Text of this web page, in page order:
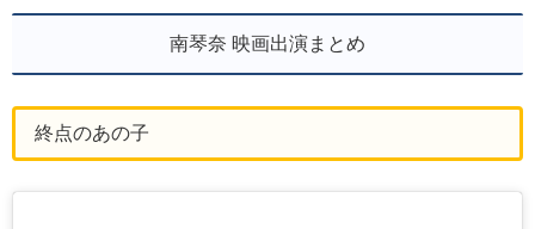
南琴奈 映画出演まとめ
終点のあの子